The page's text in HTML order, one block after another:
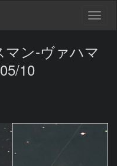
マン-ヴァハマ
10